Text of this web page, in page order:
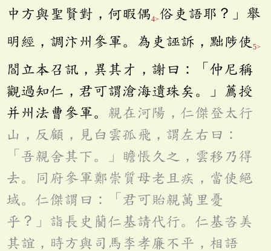
中方與聖賢對，何暇偶4>俗吏語耶？」舉
明經，調汴州參軍。為吏誣訴，黜陟使 5>
閻立本召訊，異其才，謝曰：「仲尼稱
觀過知仁，君可謂滄海遺珠矣。」薦授
并州法曹參軍。 親在河陽，仁傑登太行
山，反顧，見白雲孤飛，謂左右曰：
「吾親舍其下。」瞻悵久之，雲移乃得
去。同府參軍鄭崇質母老且疾，當使絕
域。仁傑謂曰：「君可貽親萬里憂
乎？」詣長史藺仁基請代行。仁基咨美
其誼，時方與司馬李孝廉不平，相語